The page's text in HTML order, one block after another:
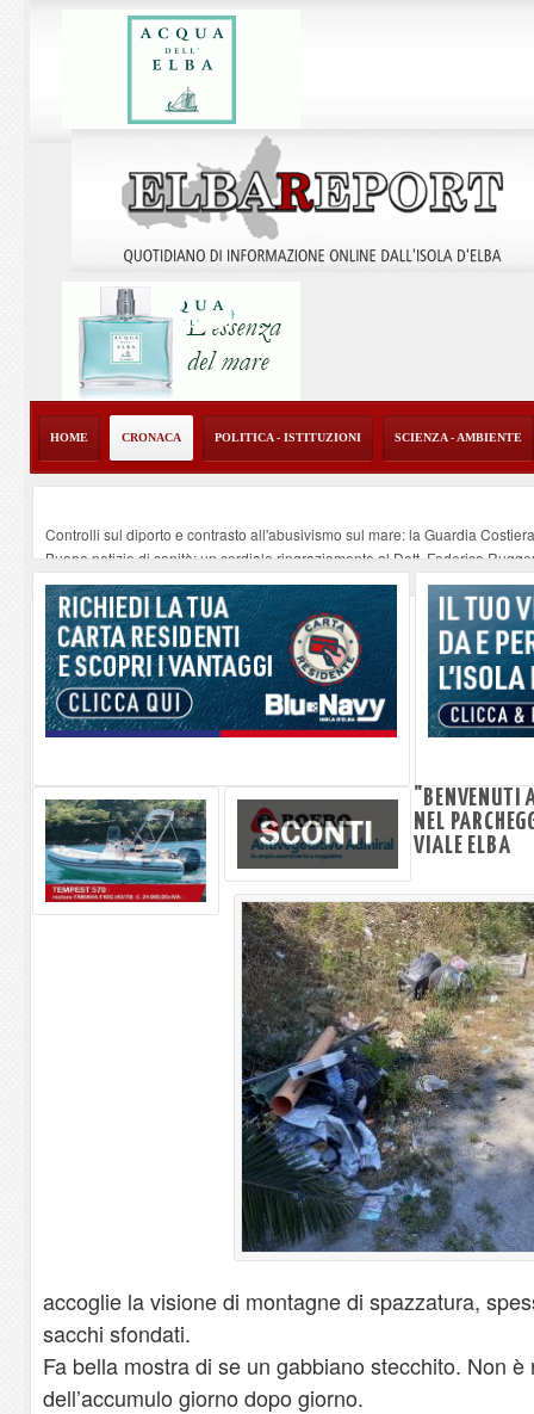
HOME CRONACA POLITICA - ISTITUZIONI SCIENZA - AMBIENTE
Controlli sul diporto e contrasto all'abusivismo sul mare: la Guardia
Buone notizie di sanità: un cordiale ringraziamento al Dott. Federico
Altiero Spinelli e Ursula Hirschmann all'Elba: riaffiora una testimonianza
Capoliveri, potenziata la pulizia dei bordi stradali -07-08-2026
Marina di Campo tra i porti interessati dal nuovo piano dell'Autorità
"BENVENUTI
NEL
VIALE ELBA
accoglie la visione di montagne di spazzatura,
sacchi sfondati.
Fa bella mostra di se un gabbiano stecchito. Non
dell’accumulo giorno dopo giorno.